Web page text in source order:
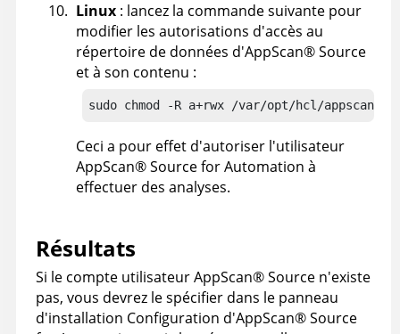
Linux : lancez la commande suivante pour
modifier les autorisations d'accès au
répertoire de données d'AppScan®Source
et à son contenu :
sudo chmod -R a+rwx /var/opt/hcl/
Ceci a pour effet d'autoriser l'utilisateur
AppScan®Source for Automation à
effectuer des analyses.
Résultats
Si le compte utilisateurAppScan®Source n'existe
pas, vous devrez le spécifier dans le panneau
d'installation Configuration d'AppScan®Source